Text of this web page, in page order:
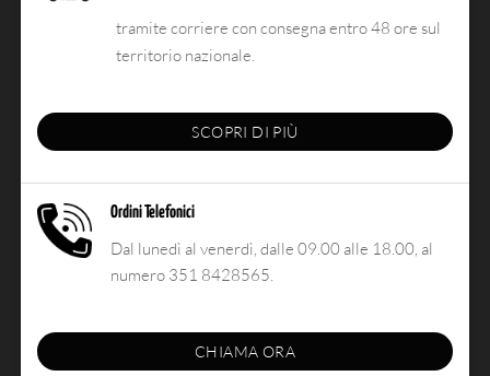
tramite corriere con consegna entro 48 ore sul
territorio nazionale.
SCOPRI DI PIÙ
Ordini Telefonici
Dal lunedì al venerdì, dalle 09.00 alle 18.00, al
numero 351 8428565.
CHIAMA ORA